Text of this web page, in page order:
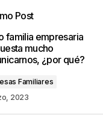
están
Post
familia empresaria
mucho
¿por qué?
Familiares
2023